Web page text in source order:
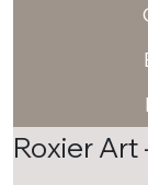
Roxier